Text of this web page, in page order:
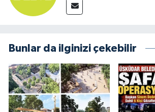
Bunlar da ilginizi çekebilir